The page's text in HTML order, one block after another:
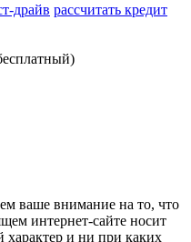
драйв рассчитать кредит
внимание на то, что
интернет-сайте носит
и ни при каких